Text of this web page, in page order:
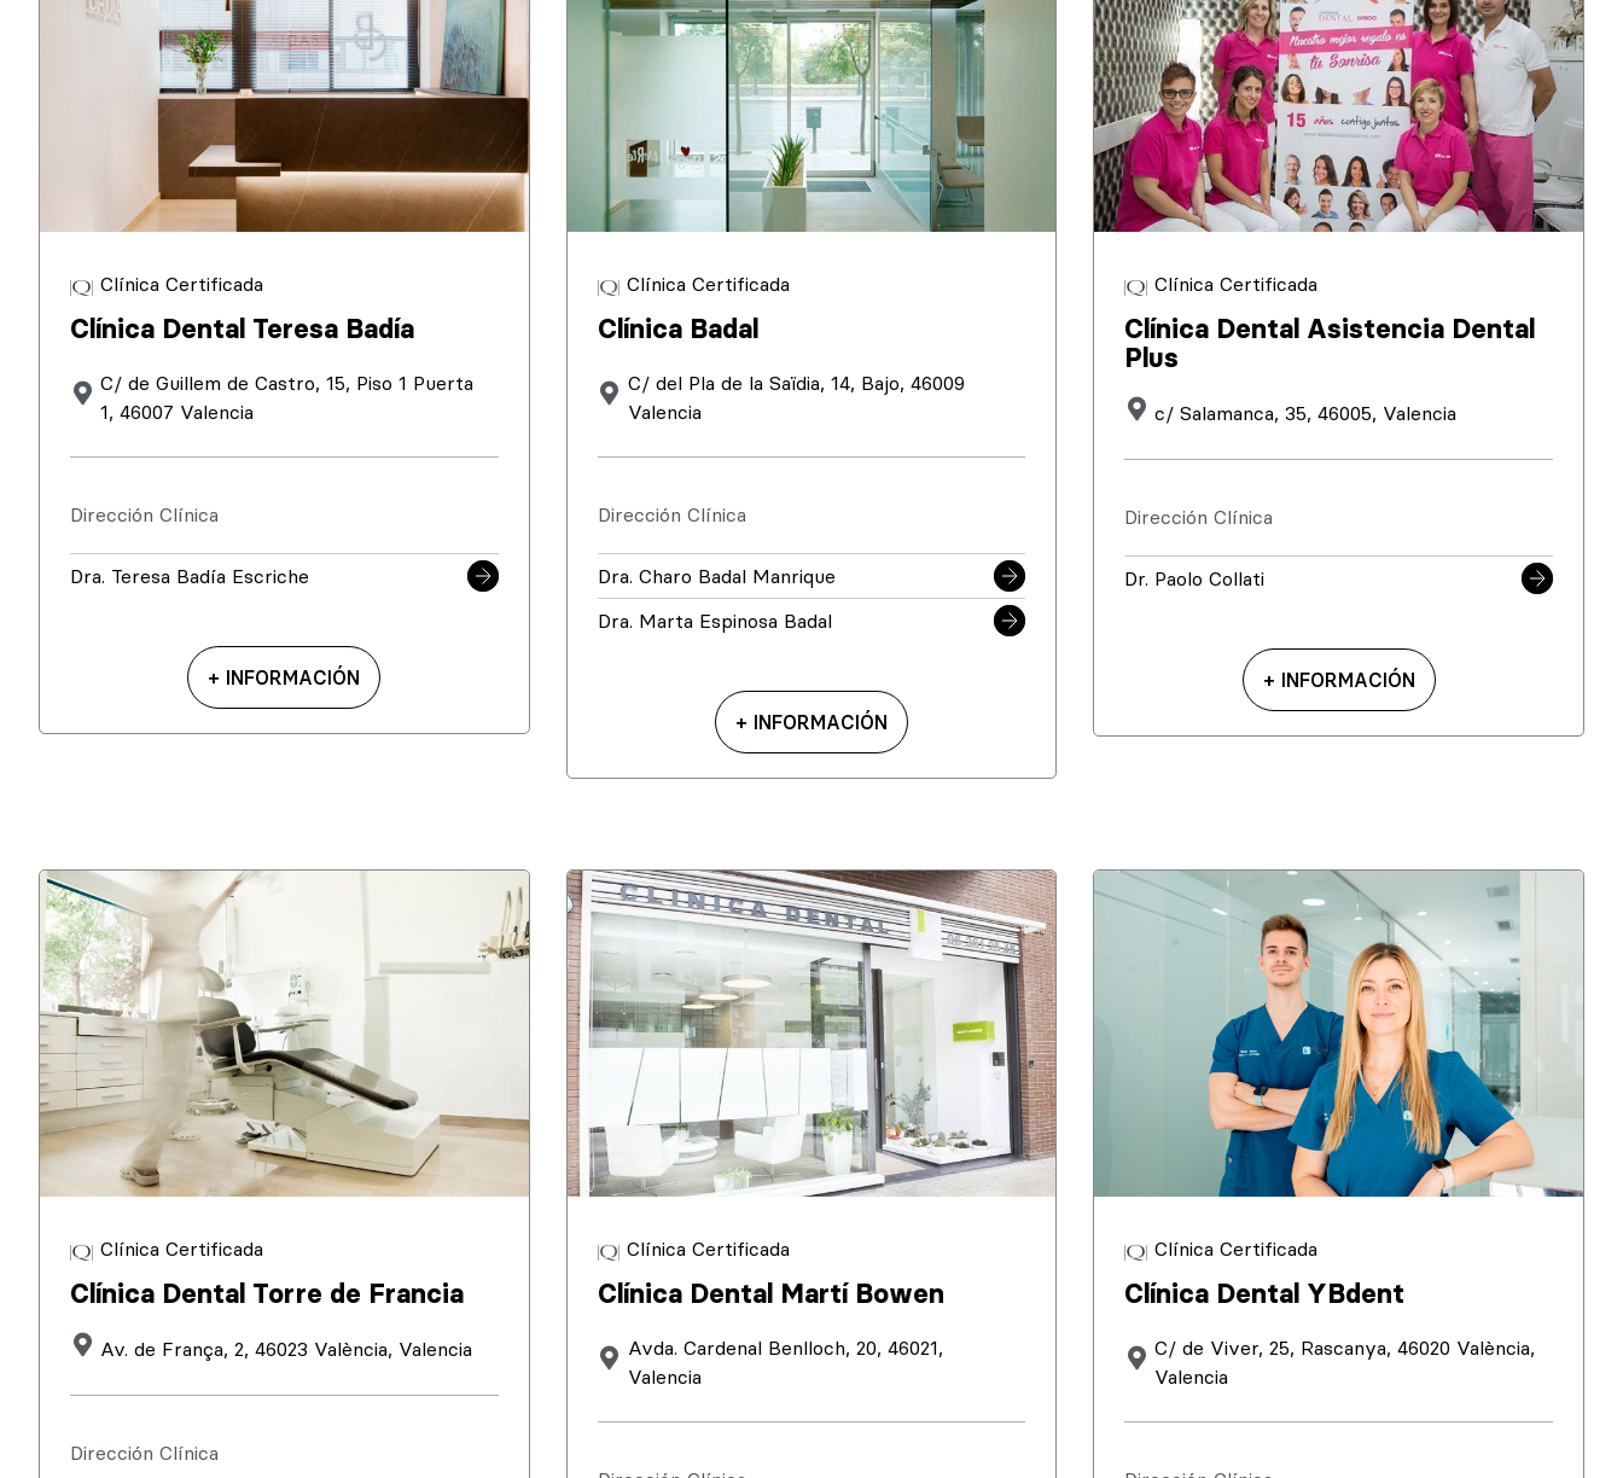
Clínica Certificada
Clínica Dental Teresa Badía
C/ de Guillem de Castro, 15, Piso 1 Puerta
1, 46007 Valencia
Dirección Clínica
Dra. Teresa Badía Escriche
+ INFORMACIÓN
Clínica Certificada
Clínica Badal
C/ del Pla de la Saïdia, 14, Bajo, 46009
Valencia
Dirección Clínica
Dra. Charo Badal Manrique
Dra. Marta Espinosa Badal
+ INFORMACIÓN
Clínica Certificada
Clínica Dental Asistencia Dental
Plus
c/ Salamanca, 35, 46005, Valencia
Dirección Clínica
Dr. Paolo Collati
+ INFORMACIÓN
Clínica Certificada
Clínica Dental Torre de Francia
Av. de França, 2, 46023 València, Valencia
Dirección Clínica
Clínica Certificada
Clínica Dental Martí Bowen
Avda. Cardenal Benlloch, 20, 46021,
Valencia
Clínica Certificada
Clínica Dental YBdent
C/ de Viver, 25, Rascanya, 46020 València,
Valencia